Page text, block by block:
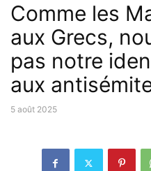
ISRAËL ET LES AUTRES PAYS
Comme les
aux Grecs,
pas notre
aux
5 août 2025